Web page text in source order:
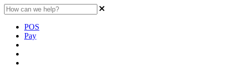
POS
Pay